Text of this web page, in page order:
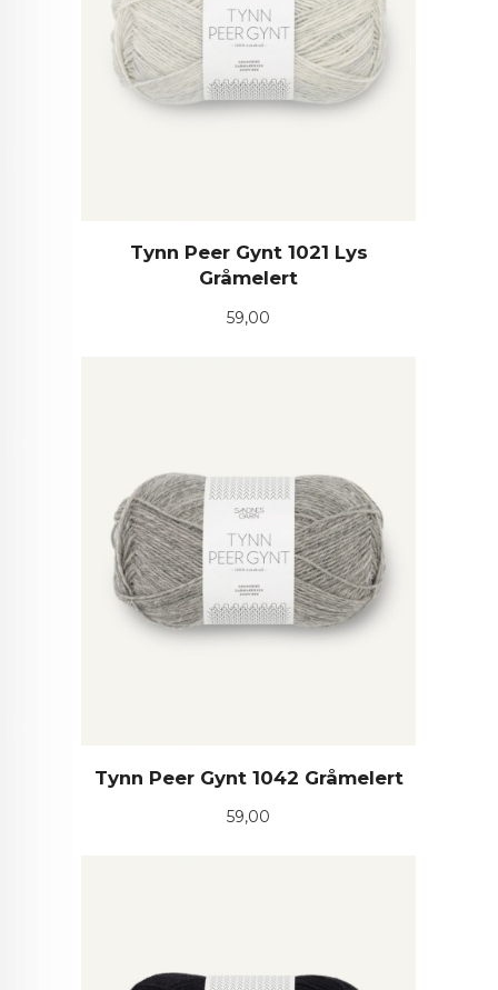
Tynn Peer Gynt 1021 Lys
Gråmelert
Pris
59,00
Tynn Peer Gynt 1042 Gråmelert
Pris
59,00